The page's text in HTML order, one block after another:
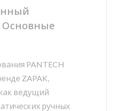
Основные
PANTECH
ZAPAK,
ведущий
ручных